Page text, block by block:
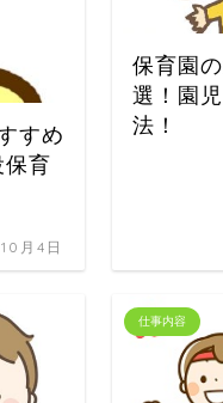
すめ
保育
月4日
保育園
選！園
法！
仕事内容